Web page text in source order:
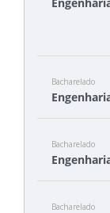
Bacharelado
Bacharelado
Bacharelado